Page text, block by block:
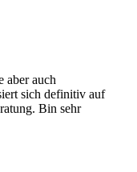
aber auch
sich definitiv auf
Bin sehr